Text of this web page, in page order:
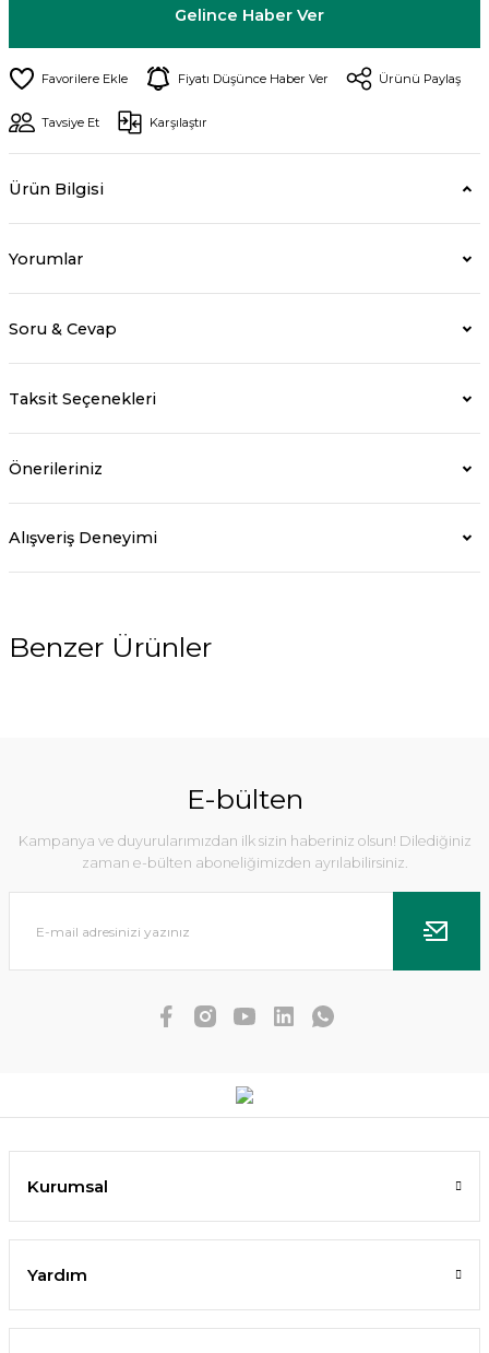
Gelince Haber Ver
Fiyatı Düşünce Haber Ver Ürünü Paylaş
Tavsiye Et Karşılaştır
Ürün Bilgisi
Yorumlar
Soru & Cevap
Taksit Seçenekleri
Önerileriniz
Alışveriş Deneyimi
Benzer Ürünler
162,82 TL
E-bülten
Kampanya ve duyurularımızdan ilk sizin haberiniz olsun! Dilediğiniz
zaman e-bülten aboneliğimizden ayrılabilirsiniz.
Kurumsal
Yardım